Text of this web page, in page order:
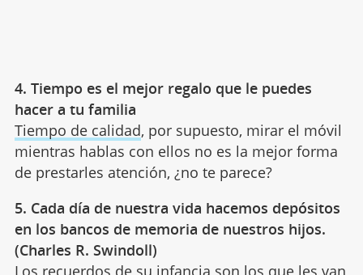
4. Tiempo es el mejor regalo que le puedes
hacer a tu familia
Tiempo de calidad, por supuesto, mirar el móvil
mientras hablas con ellos no es la mejor forma
de prestarles atención, ¿no te parece?
5. Cada día de nuestra vida hacemos depósitos
en los bancos de memoria de nuestros hijos.
(Charles R. Swindoll)